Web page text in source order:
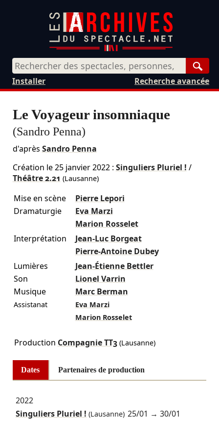
Recherche avancée
Installer
Le Voyageur insomniaque
(Sandro Penna)
d'après Sandro Penna
Création le25 janvier 2022: Singuliers Pluriel ! /
Théâtre 2.21 (Lausanne)
Mise en scène
Pierre Lepori
Dramaturgie
Eva Marzi
Marion Rosselet
Interprétation
Jean-Luc Borgeat
Pierre-Antoine Dubey
Lumières
Jean-Étienne Bettler
Son
Lionel Varrin
Musique
Marc Berman
Assistanat
Eva Marzi
Marion Rosselet
Production Compagnie TT3(Lausanne)
Dates Partenaires de production
2022
Singuliers Pluriel ! (Lausanne) 25/01 →30/01